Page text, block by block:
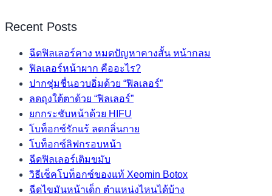
Recent Posts
ฉีดฟิลเลอร์คาง หมดปัญหาคางสั้น หน้ากลม
ฟิลเลอร์หน้าผาก คืออะไร?
ปากชุ่มชื่นอวบอิ่มด้วย “ฟิลเลอร์”
ลดถุงใต้ตาด้วย “ฟิลเลอร์”
ยกกระชับหน้าด้วย HIFU
โบท็อกซ์รักแร้ ลดกลิ่นกาย
โบท็อกซ์ลิฟกรอบหน้า
ฉีดฟิลเลอร์เติมขมับ
วิธีเช็คโบท็อกซ์ของแท้ Xeomin Botox
ฉีดไขมันหน้าเด็ก ตำแหน่งไหนได้บ้าง